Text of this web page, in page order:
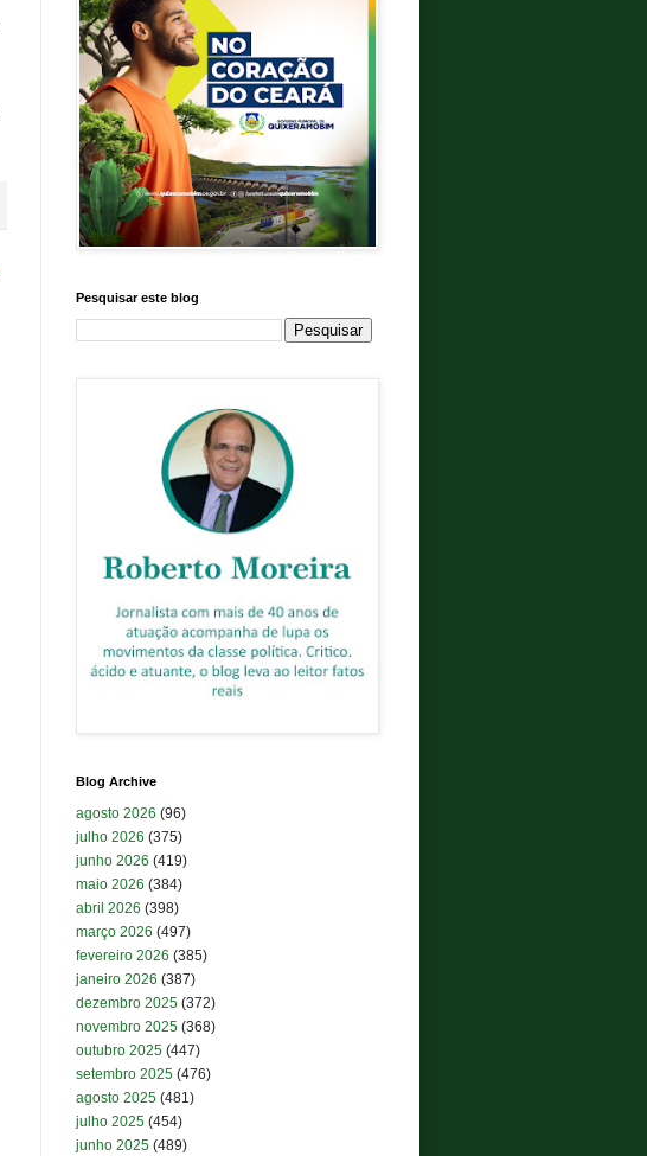
Pesquisar este blog
Blog Archive
agosto 2026 (96)
julho 2026 (375)
junho 2026 (419)
maio 2026 (384)
abril 2026 (398)
março 2026 (497)
fevereiro 2026 (385)
janeiro 2026 (387)
dezembro 2025 (372)
novembro 2025 (368)
outubro 2025 (447)
setembro 2025 (476)
agosto 2025 (481)
julho 2025 (454)
junho 2025 (489)